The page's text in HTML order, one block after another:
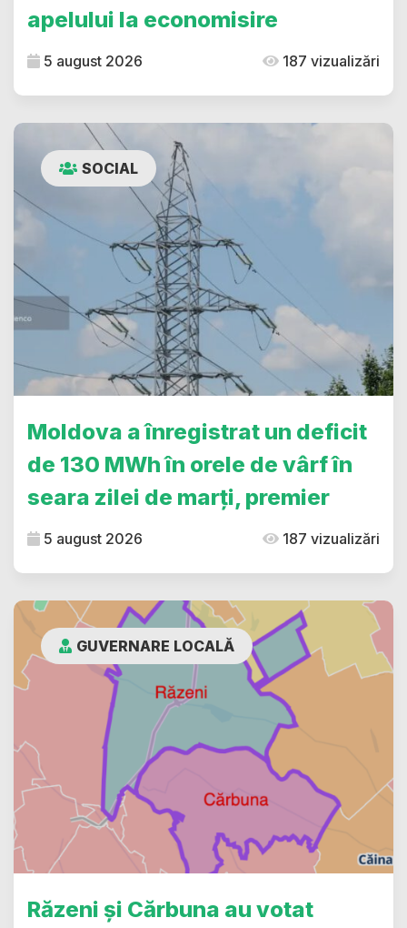
apelului la economisire
5 august 2026 187 vizualizări
SOCIAL
Moldova a înregistrat un deficit
de 130 MWh în orele de vârf în
seara zilei de marți, premier
5 august 2026 187 vizualizări
GUVERNARE LOCALĂ
Răzeni și Cărbuna au votat